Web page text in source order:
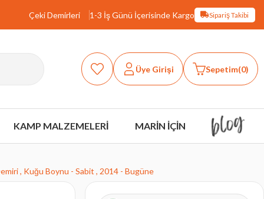
Çeki Demirleri 1-3 İş Günü İçerisinde Kargo Sipariş Takibi
Üye Girişi Sepetim 0
KAMP MALZEMELERİ MARİN İÇİN
, Kuğu Boynu - Sabit , 2014 - Bugüne